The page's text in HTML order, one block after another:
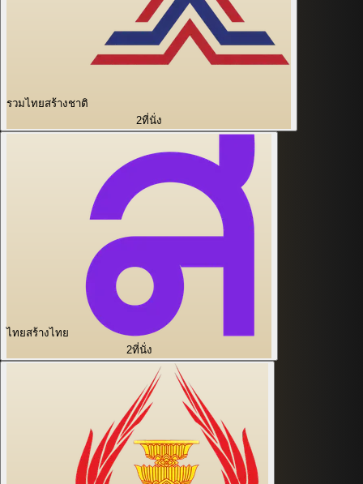
รวมไทยสร้างชาติ
2ที่นั่ง
ไทยสร้างไทย
2ที่นั่ง